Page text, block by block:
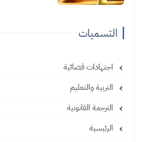
التسميات
اجتهادات قضائية
التربية والتعليم
الترجمة القانونية
الرئيسية